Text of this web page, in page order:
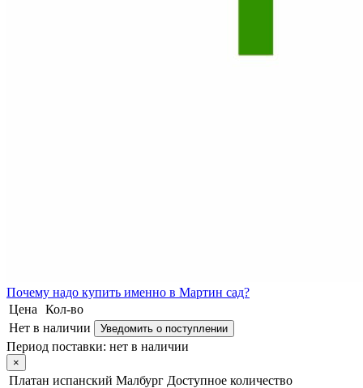
Почему надо купить именно в Мартин сад?
Цена
Кол-во
Нет в наличии
Уведомить о поступлении
Период поставки: нет в наличии
×
Платан испанский Малбург Доступное количество